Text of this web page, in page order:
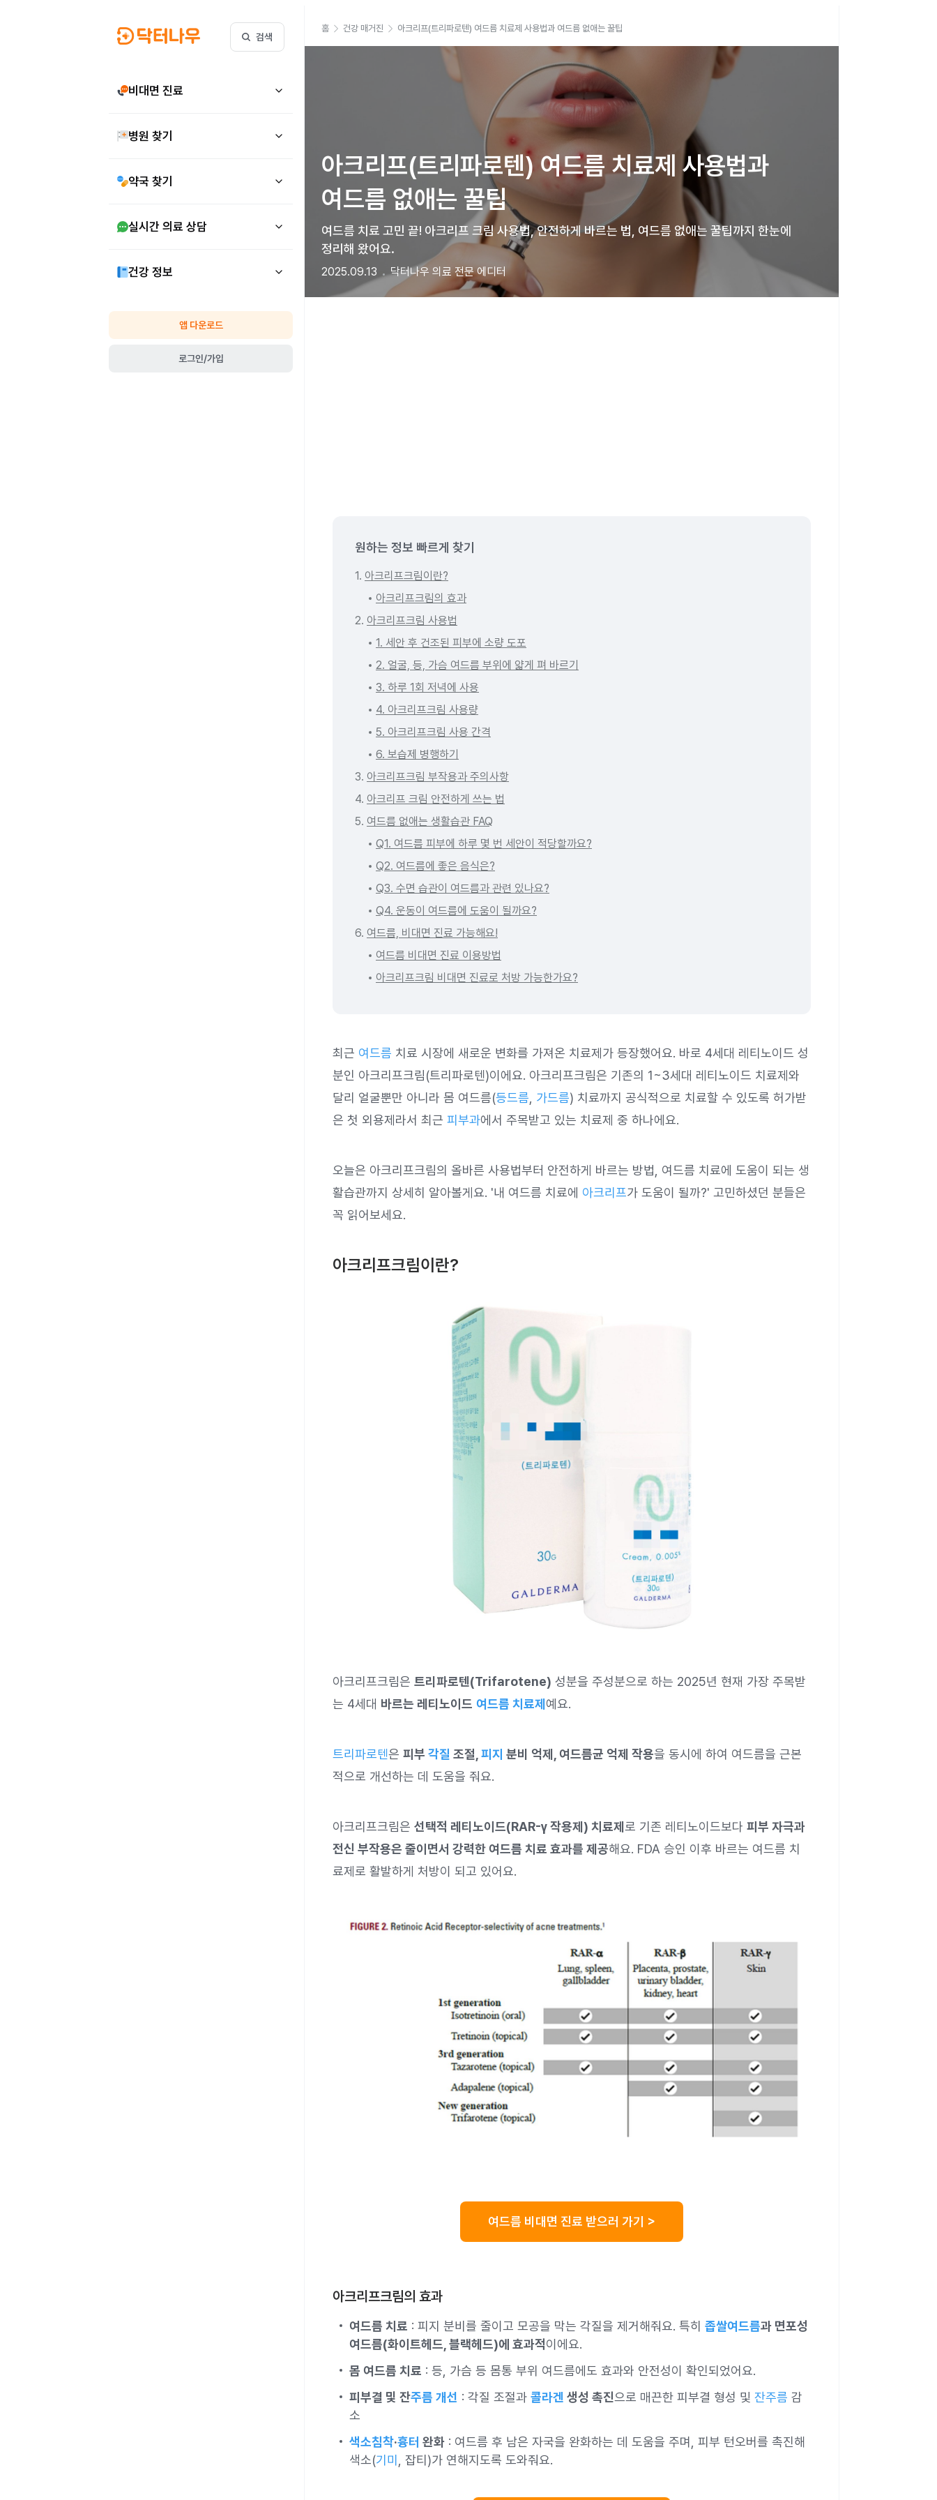
검색
비대면 진료
병원 찾기
약국 찾기
실시간 의료 상담
건강 정보
앱 다운로드
로그인/가입
홈 건강 매거진 아크리프(트리파로텐) 여드름 치료제 사용법과 여드름 없애는 꿀팁
아크리프(트리파로텐) 여드름 치료제 사용법과
여드름 없애는 꿀팁
여드름 치료 고민 끝! 아크리프 크림 사용법, 안전하게 바르는 법, 여드름 없애는 꿀팁까지 한눈에
정리해 왔어요.
2025.09.13 닥터나우 의료 전문 에디터
원하는 정보 빠르게 찾기
1. 아크리프크림이란?
아크리프크림의 효과
2. 아크리프크림 사용법
1. 세안 후 건조된 피부에 소량 도포
2. 얼굴, 등, 가슴 여드름 부위에 얇게 펴 바르기
3. 하루 1회 저녁에 사용
4. 아크리프크림 사용량
5. 아크리프크림 사용 간격
6. 보습제 병행하기
3. 아크리프크림 부작용과 주의사항
4. 아크리프 크림 안전하게 쓰는 법
5. 여드름 없애는 생활습관 FAQ
Q1. 여드름 피부에 하루 몇 번 세안이 적당할까요?
Q2. 여드름에 좋은 음식은?
Q3. 수면 습관이 여드름과 관련 있나요?
Q4. 운동이 여드름에 도움이 될까요?
6. 여드름, 비대면 진료 가능해요!
여드름 비대면 진료 이용방법
아크리프크림 비대면 진료로 처방 가능한가요?
최근 여드름 치료 시장에 새로운 변화를 가져온 치료제가 등장했어요. 바로 4세대 레티노이드 성
분인 아크리프크림(트리파로텐)이에요. 아크리프크림은 기존의 1~3세대 레티노이드 치료제와
달리 얼굴뿐만 아니라 몸 여드름(등드름 가드름) 치료까지 공식적으로 치료할 수 있도록 허가받
은 첫 외용제라서 최근 피부과에서 주목받고 있는 치료제 중 하나에요.
오늘은 아크리프크림의 올바른 사용법부터 안전하게 바르는 방법, 여드름 치료에 도움이 되는 생
활습관까지 상세히 알아볼게요. '내 여드름 치료에 아크리프가 도움이 될까?' 고민하셨던 분들은
꼭 읽어보세요.
아크리프크림이란?
아크리프크림은 트리파로텐(Trifarotene) 성분을 주성분으로 하는 2025년 현재 가장 주목받
는 4세대 바르는 레티노이드 여드름 치료제예요.
트리파로텐은 피부 각질 조절, 피지 분비 억제, 여드름균 억제 작용을 동시에 하여 여드름을 근본
적으로 개선하는 데 도움을 줘요.
아크리프크림은 선택적 레티노이드(RAR-γ 작용제) 치료제로 기존 레티노이드보다 피부 자극과
전신 부작용은 줄이면서 강력한 여드름 치료 효과를 제공해요. FDA 승인 이후 바르는 여드름 치
료제로 활발하게 처방이 되고 있어요.
여드름 비대면 진료 받으러 가기 >
아크리프크림의 효과
여드름 치료 : 피지 분비를 줄이고 모공을 막는 각질을 제거해줘요. 특히 좁쌀여드름과 면포성
여드름(화이트헤드, 블랙헤드)에 효과적이에요.
몸 여드름 치료 : 등, 가슴 등 몸통 부위 여드름에도 효과와 안전성이 확인되었어요.
피부결 및 잔주름 개선 : 각질 조절과 콜라겐 생성 촉진으로 매끈한 피부결 형성 및 잔주름 감
소
색소침착·흉터 완화 : 여드름 후 남은 자국을 완화하는 데 도움을 주며, 피부 턴오버를 촉진해
색소(기미 , 잡티)가 연해지도록 도와줘요.